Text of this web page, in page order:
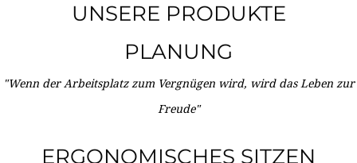
UNSERE PRODUKTE
PLANUNG
"Wenn der Arbeitsplatz zum Vergnügen wird, wird das Leben zur
Freude"
ERGONOMISCHES SITZEN